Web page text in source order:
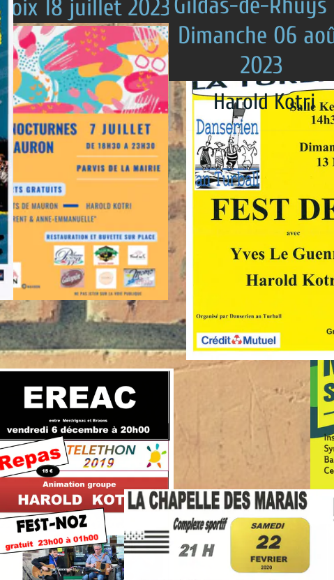
Gildas-de-Rhuys le
Dimanche 06 août
2023
Harold Kotri
2023
et